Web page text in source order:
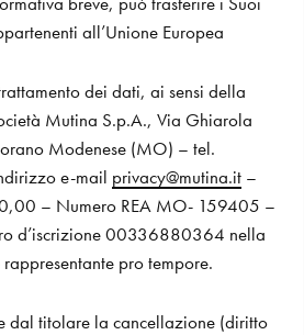
all’Unione Europea
dei dati, ai sensi della
Mutina S.p.A., Via Ghiarola
Modenese (MO) – tel.
e-mail privacy@mutina.it–
– Numero REA MO- 159405 –
d’iscrizione 00336880364 nella
pro tempore.
dal titolare la cancellazione (diritto